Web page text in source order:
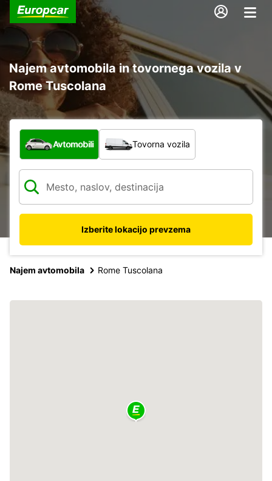
Najem avtomobila in tovornega vozila v
Rome Tuscolana
Katera vrsta vozila?
Avtomobili Tovorna vozila
Izberite lokacijo prevzema
Najem avtomobila Rome Tuscolana